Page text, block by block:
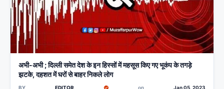
अभी-अभी ; दिल्ली समेत देश के इन हिस्सों में महसूस किए गए भूकंप के तगड़े
झटके, दहशत में घरों से बाहर निकले लोग
BY EDITOR on Jan 05, 2023